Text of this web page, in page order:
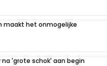
maakt het onmogelijke
'grote schok' aan begin